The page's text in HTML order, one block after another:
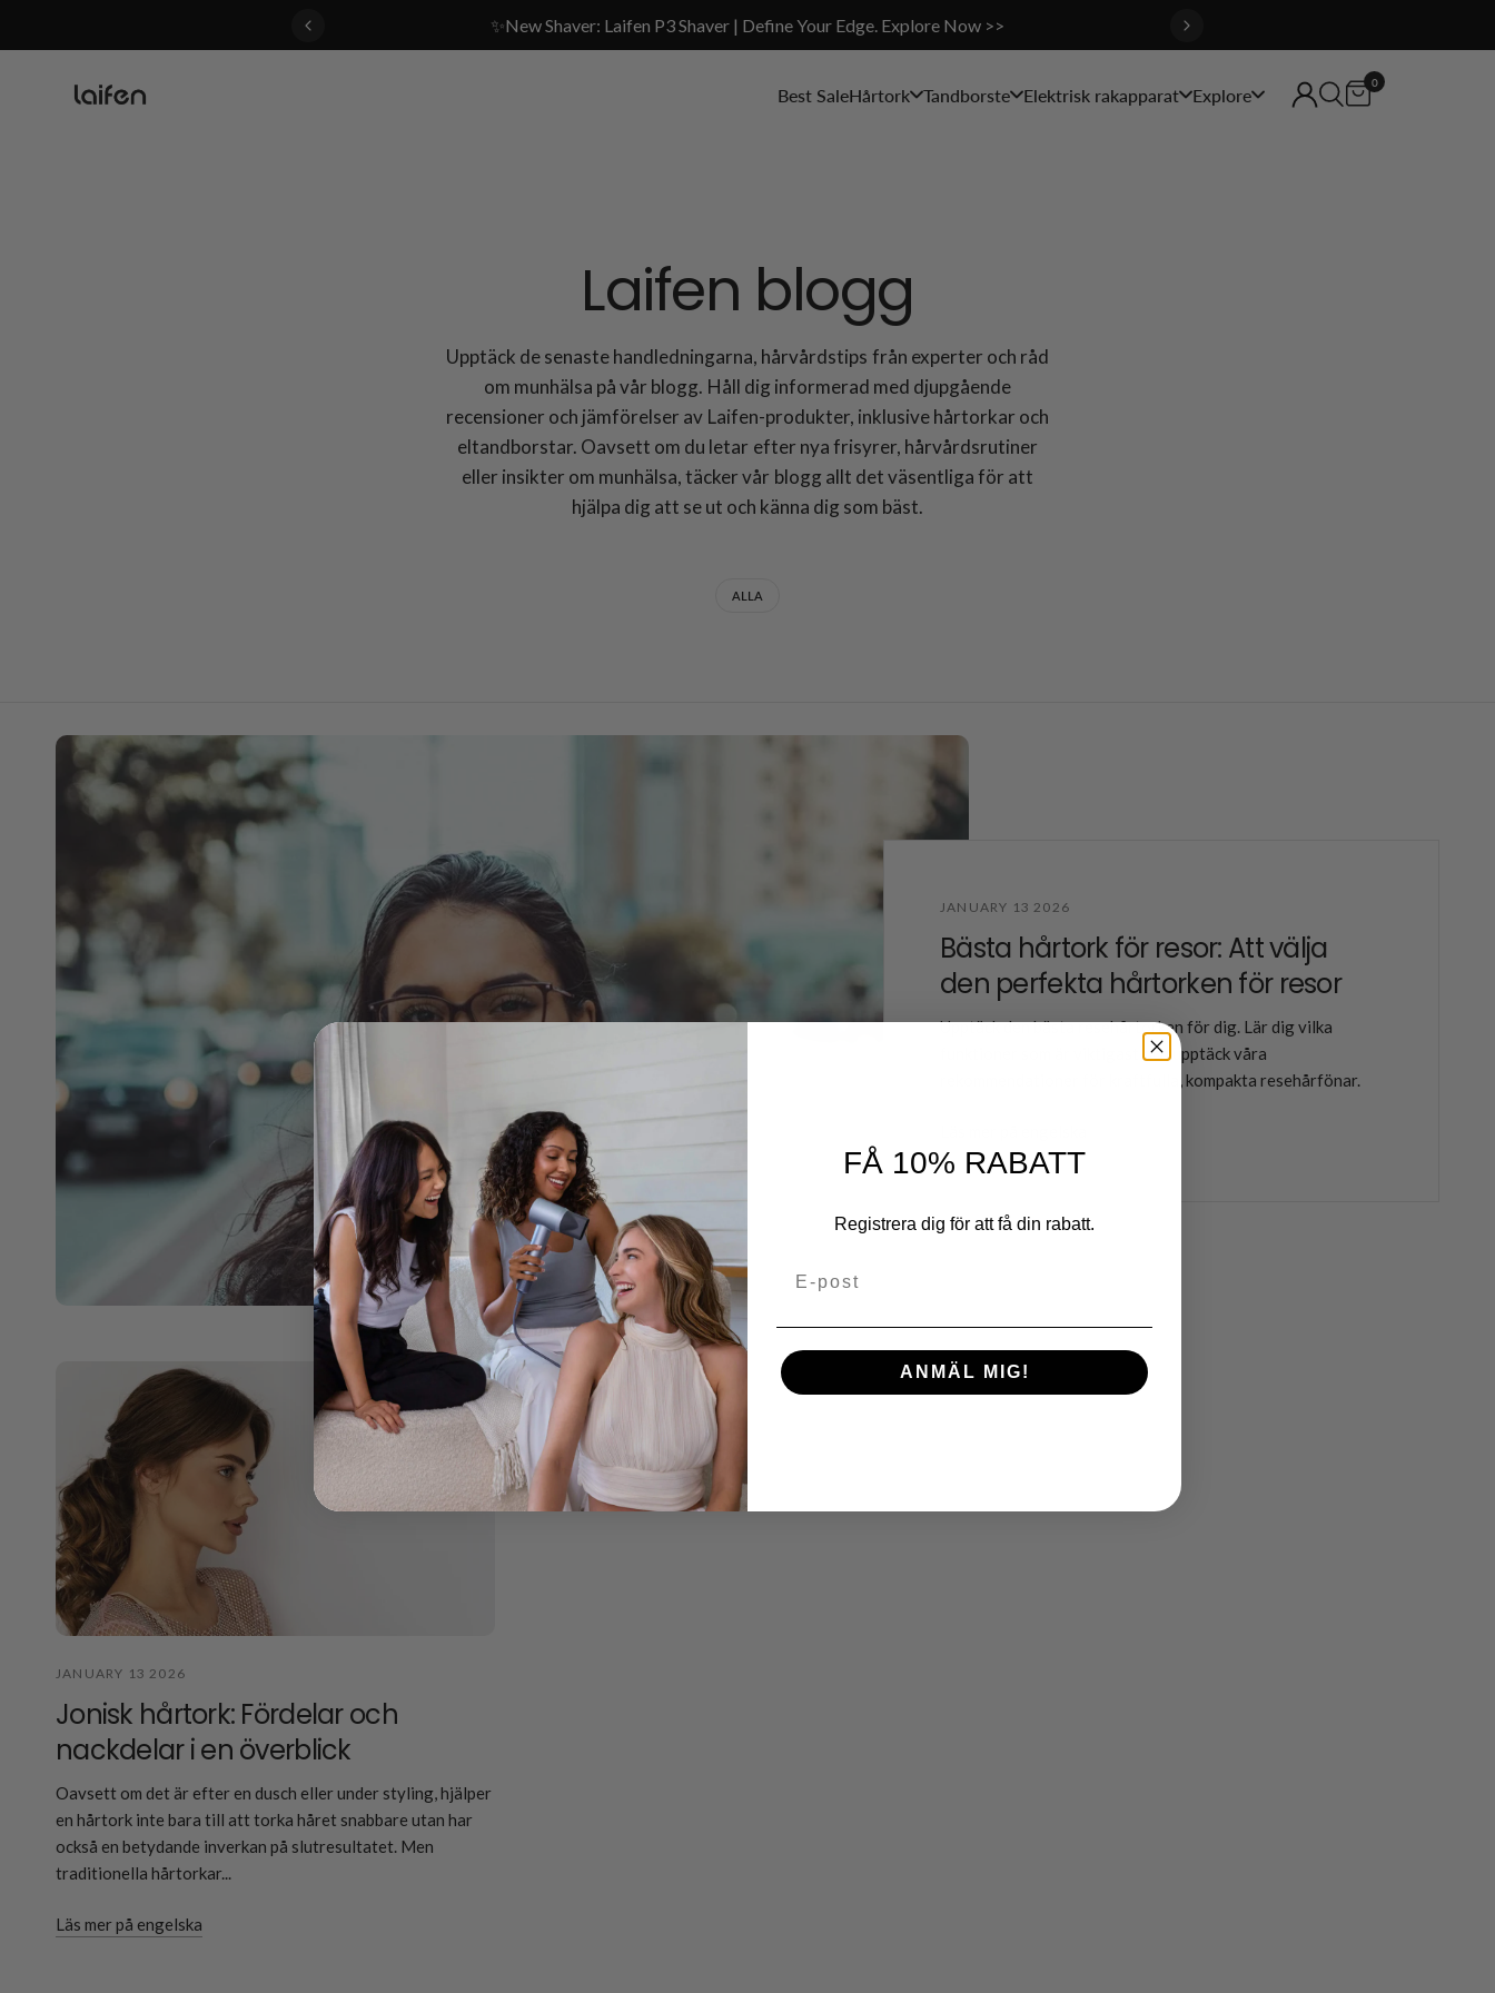
✨New Shaver: Laifen P3 Shaver | Define Your Edge. Explore Now >>
Best SaleHårtork Tandborste Elektrisk rakapparat Explore
0
Laifen blogg
Upptäck de senaste handledningarna, hårvårdstips från experter och råd
om munhälsa på vår blogg. Håll dig informerad med djupgående
recensioner och jämförelser av Laifen-produkter, inklusive hårtorkar och
eltandborstar. Oavsett om du letar efter nya frisyrer, hårvårdsrutiner
eller insikter om munhälsa, täcker vår blogg allt det väsentliga för att
hjälpa dig att se ut och känna dig som bäst.
ALLA
JANUARY 13 2026
Bästa hårtork för resor: Att välja
den perfekta hårtorken för resor
Upptäck den bästa resehårtorken för dig. Lär dig vilka
funktioner som är viktigast och upptäck våra
rekommendationer för kraftfulla, kompakta resehårfönar.
JANUARY 13 2026
Jonisk hårtork: Fördelar och
nackdelar i en överblick
Oavsett om det är efter en dusch eller under styling, hjälper
en hårtork inte bara till att torka håret snabbare utan har
också en betydande inverkan på slutresultatet. Men
traditionella hårtorkar...
Läs mer på engelska
FÅ 10% RABATT
Registrera dig för att få din rabatt.
ANMÄL MIG!